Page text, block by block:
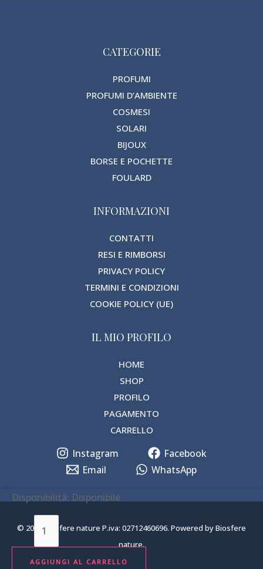
CATEGORIE
PROFUMI
PROFUMI D’AMBIENTE
COSMESI
SOLARI
BIJOUX
BORSE E POCHETTE
FOULARD
INFORMAZIONI
CONTATTI
RESI E RIMBORSI
PRIVACY POLICY
TERMINI E CONDIZIONI
COOKIE POLICY (UE)
IL MIO PROFILO
HOME
SHOP
PROFILO
PAGAMENTO
CARRELLO
Instagram
Facebook
Email
WhatsApp
© 2026 Biosfere nature P.iva: 02712460696. Powered by Biosfere
nature.
Disponibilità: Disponibile
PEONIA
SEGRETA
Kit
Scrub
AGGIUNGI AL CARRELLO